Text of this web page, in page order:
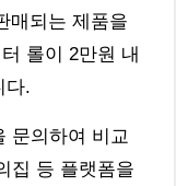
매되는 제품을
롤이 2만원 내
다.
문의하여 비교
집 등 플랫폼을